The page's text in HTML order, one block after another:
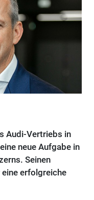
Audi-Vertriebs in
neue Aufgabe in
Seinen
erfolgreiche